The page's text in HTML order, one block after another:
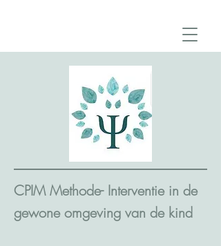
CPIM Methode- Interventie in de
gewone omgeving van de kind